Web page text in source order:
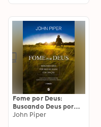
Fome por Deus:
Buscando Deus por
meio do Jejum e da
John Piper